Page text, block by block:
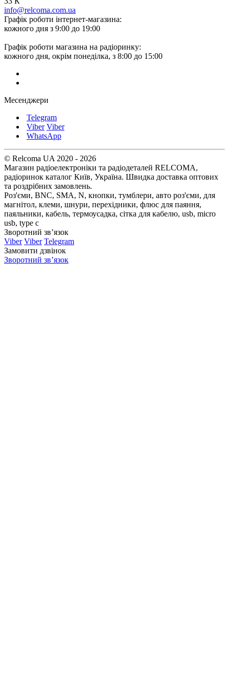
info@relcoma.com.ua
Графік роботи інтернет-магазина:
кожного дня з 9:00 до 19:00
Графік роботи магазина на радіоринку:
кожного дня, окрім понеділка, з 8:00 до 15:00
Месенджери
Telegram
Viber Viber
WhatsApp
© Relcoma UA 2020 - 2026
Магазин радіоелектроніки та радіодеталей RELCOMA,
радіоринок каталог Київ, Україна. Швидка доставка оптових
та роздрібних замовлень.
Роз'єми, BNC, SMA, N, кнопки, тумблери, авто роз'єми, для
магнітол, клеми, шнури, перехідники, флюс для паяння,
паяльники, кабель, термоусадка, сітка для кабелю, usb, micro
usb, type c
Зворотний зв’язок
Viber Viber Telegram
Замовити дзвінок
Зворотний зв’язок